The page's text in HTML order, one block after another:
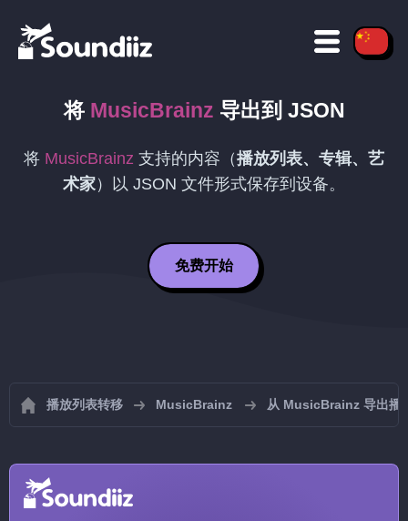
将 MusicBrainz 导出到 JSON
将 MusicBrainz 支持的内容（播放列表、专辑、艺
术家）以 JSON 文件形式保存到设备。
免费开始
播放列表转移 MusicBrainz 从 MusicBrainz 导出播